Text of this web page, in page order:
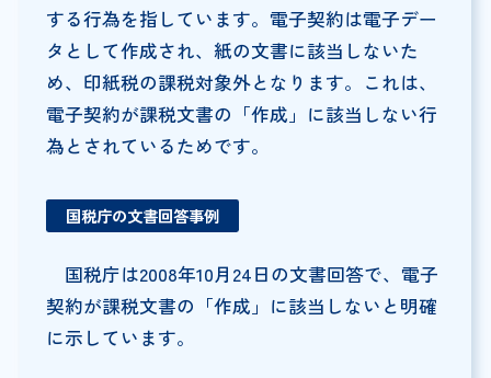
する行為を指しています。電子契約は電子デー
タとして作成され、紙の文書に該当しないた
め、印紙税の課税対象外となります。これは、
電子契約が課税文書の「作成」に該当しない行
為とされているためです。
国税庁の文書回答事例
国税庁は2008年10月24日の文書回答で、電子
契約が課税文書の「作成」に該当しないと明確
に示しています。